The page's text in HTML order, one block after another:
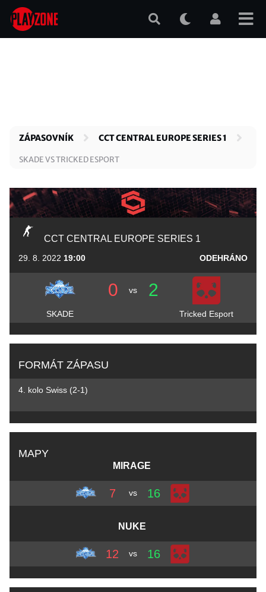
Přejít
hlavnímu
ZÁPASOVNÍK CCT CENTRAL EUROPE SERIES 1
SKADE VS TRICKED ESPORT
CCT CENTRAL EUROPE SERIES 1
29. 8. 2022 19:00 ODEHRÁNO
0 vs 2
SKADE Tricked Esport
FORMÁT ZÁPASU
4. kolo Swiss (2-1)
MAPY
MIRAGE
7 vs 16
NUKE
12 vs 16